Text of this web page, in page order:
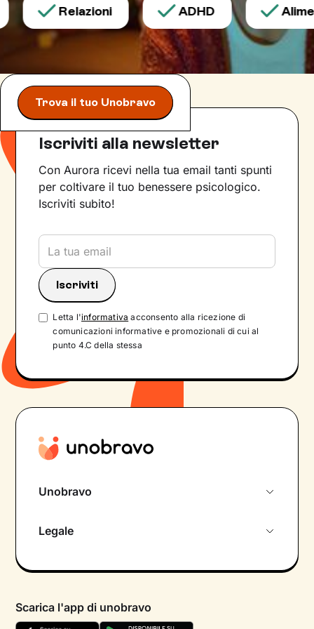
Relazioni ADHD
Trova il tuo Unobravo
Iscriviti alla newsletter
Con Aurora ricevi nella tua email tanti spunti
per coltivare il tuo benessere psicologico.
Iscriviti subito!
Letta l'informativa acconsento alla ricezione di
comunicazioni informative e promozionali di cui al
punto 4.C della stessa
Unobravo
Psicologo in chat
Aiuto urgente
Legale
Termini e condizioni
Scarica l'app di unobravo